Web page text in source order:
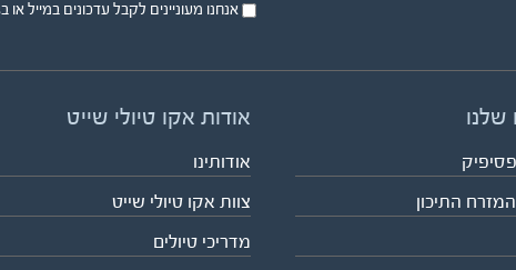
אנחנו מעוניינים לקבל עדכונים במייל או בsms על טיולים.
שלנו
התיכון
אודות אקו טיולי שייט
אודותינו
צוות אקו טיולי שייט
מדריכי טיולים